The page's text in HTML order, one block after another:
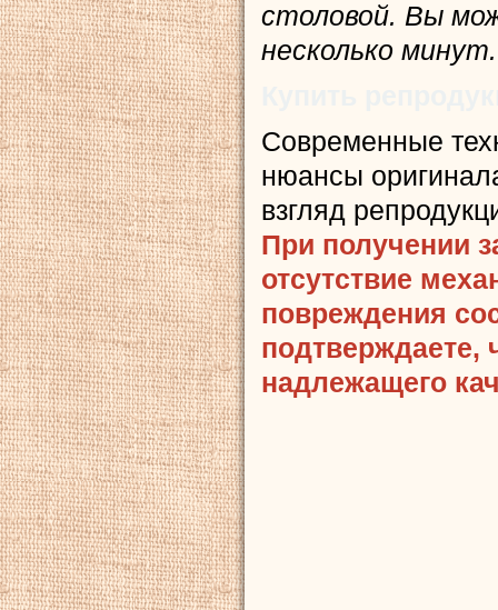
столовой. Вы
несколько минут.
Современные
нюансы
взгляд
При получении
отсутствие
повреждения
подтверждаете,
надлежащего